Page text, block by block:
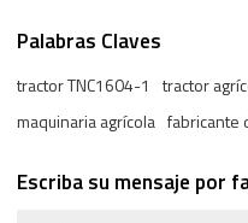
Palabras Claves
tractor TNC1604-1 tractor
maquinaria agrícola fabricante
Escriba su mensaje por